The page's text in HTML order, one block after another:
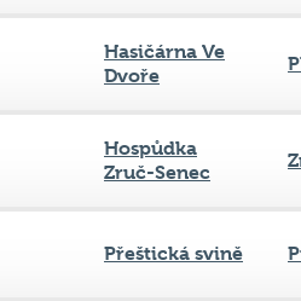
Hasičárna Ve
Dvoře
Hospůdka
Zruč-Senec
Přeštická svině